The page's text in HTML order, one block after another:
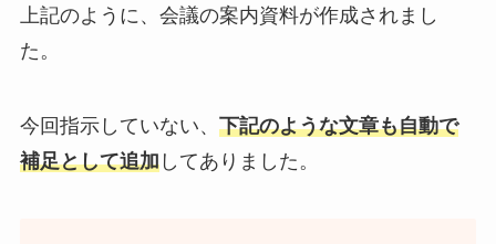
上記のように、会議の案内資料が作成されまし
た。
今回指示していない、 下記のような文章も自動で
補足として追加してありました。